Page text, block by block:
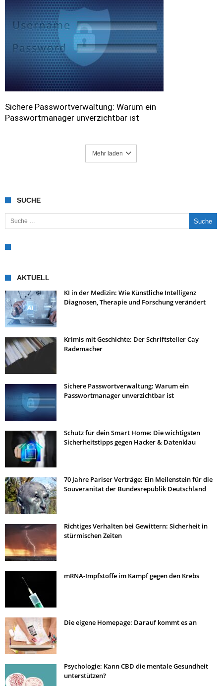
Sichere Passwortverwaltung: Warum ein
Passwortmanager unverzichtbar ist
Mehr laden
SUCHE
Suche nach:
AKTUELL
KI in der Medizin: Wie Künstliche Intelligenz
Diagnosen, Therapie und Forschung verändert
Krimis mit Geschichte: Der Schriftsteller Cay
Rademacher
Sichere Passwortverwaltung: Warum ein
Passwortmanager unverzichtbar ist
Schutz für dein Smart Home: Die wichtigsten
Sicherheitstipps gegen Hacker & Datenklau
70 Jahre Pariser Verträge: Ein Meilenstein für die
Souveränität der Bundesrepublik Deutschland
Richtiges Verhalten bei Gewittern: Sicherheit in
stürmischen Zeiten
mRNA-Impfstoffe im Kampf gegen den Krebs
Die eigene Homepage: Darauf kommt es an
Psychologie: Kann CBD die mentale Gesundheit
unterstützen?